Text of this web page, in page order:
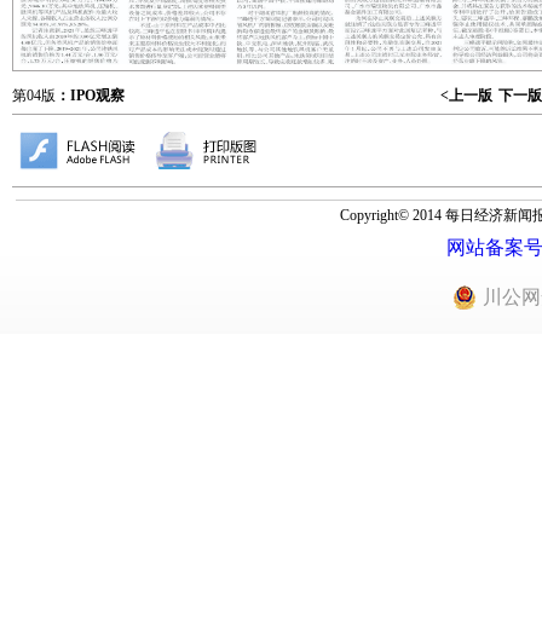
第04版 ：IPO观察 下一
<上一版
Copyright© 2014 每日经济新
网站备案
川公